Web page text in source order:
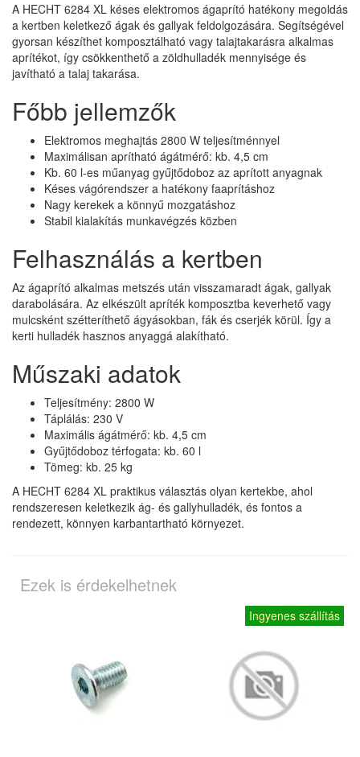
A HECHT 6284 XL késes elektromos ágaprító hatékony megoldás
a kertben keletkező ágak és gallyak feldolgozására. Segítségével
gyorsan készíthet komposztálható vagy talajtakarásra alkalmas
aprítékot, így csökkenthető a zöldhulladék mennyisége és
javítható a talaj takarása.
Főbb jellemzők
Elektromos meghajtás 2800 W teljesítménnyel
Maximálisan aprítható ágátmérő: kb. 4,5 cm
Kb. 60 l-es műanyag gyűjtődoboz az aprított anyagnak
Késes vágórendszer a hatékony faaprításhoz
Nagy kerekek a könnyű mozgatáshoz
Stabil kialakítás munkavégzés közben
Felhasználás a kertben
Az ágaprító alkalmas metszés után visszamaradt ágak, gallyak
darabolására. Az elkészült apríték komposztba keverhető vagy
mulcsként szétteríthető ágyásokban, fák és cserjék körül. Így a
kerti hulladék hasznos anyaggá alakítható.
Műszaki adatok
Teljesítmény: 2800 W
Táplálás: 230 V
Maximális ágátmérő: kb. 4,5 cm
Gyűjtődoboz térfogata: kb. 60 l
Tömeg: kb. 25 kg
A HECHT 6284 XL praktikus választás olyan kertekbe, ahol
rendszeresen keletkezik ág- és gallyhulladék, és fontos a
rendezett, könnyen karbantartható környezet.
Ezek is érdekelhetnek
Ingyenes szállítás